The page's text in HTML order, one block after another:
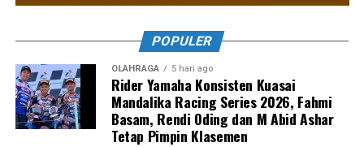
POPULER
OLAHRAGA 5 hari ago
Rider Yamaha Konsisten Kuasai
Mandalika Racing Series 2026, Fahmi
Basam, Rendi Oding dan M Abid Ashar
Tetap Pimpin Klasemen